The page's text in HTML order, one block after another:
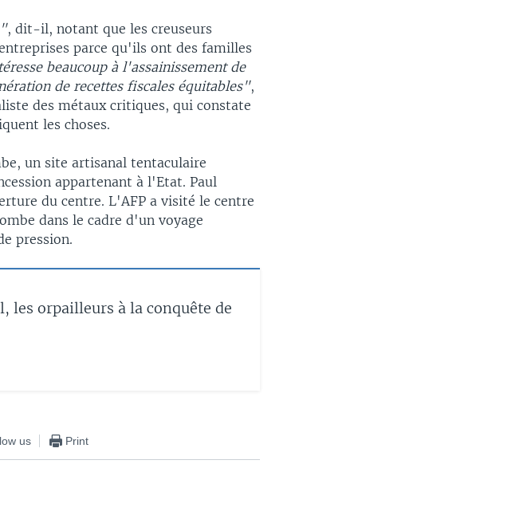
, dit-il, notant que les creuseurs
parce qu'ils ont des familles
beaucoup à l'assainissement de
de recettes fiscales équitables",
des métaux critiques, qui constate
les choses.
un site artisanal tentaculaire
appartenant à l'Etat. Paul
du centre. L'AFP a visité le centre
dans le cadre d'un voyage
pression.
les orpailleurs à la conquête de
us Print